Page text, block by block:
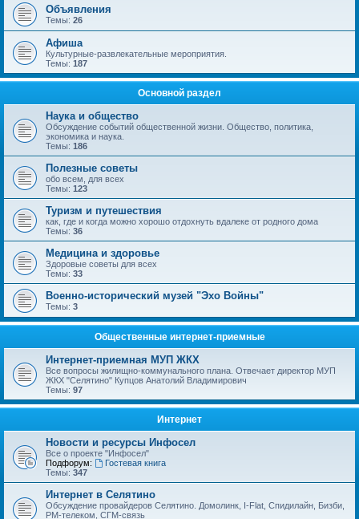
Объявления
Темы: 26
Афиша
Культурные-развлекательные мероприятия.
Темы: 187
Основной раздел
Наука и общество
Обсуждение событий общественной жизни. Общество, политика,
экономика и наука.
Темы: 186
Полезные советы
обо всем, для всех
Темы: 123
Туризм и путешествия
как, где и когда можно хорошо отдохнуть вдалеке от родного дома
Темы: 36
Медицина и здоровье
Здоровые советы для всех
Темы: 33
Военно-исторический музей "Эхо Войны"
Темы: 3
Общественные интернет-приемные
Интернет-приемная МУП ЖКХ
Все вопросы жилищно-коммунального плана. Отвечает директор МУП
ЖКХ "Селятино" Купцов Анатолий Владимирович
Темы: 97
Интернет
Новости и ресурсы Инфосел
Все о проекте "Инфосел"
Подфорум:
Гостевая книга
Темы: 347
Интернет в Селятино
Обсуждение провайдеров Селятино. Домолинк, I-Flat, Спидилайн, Бизби,
РМ-телеком, СГМ-связь